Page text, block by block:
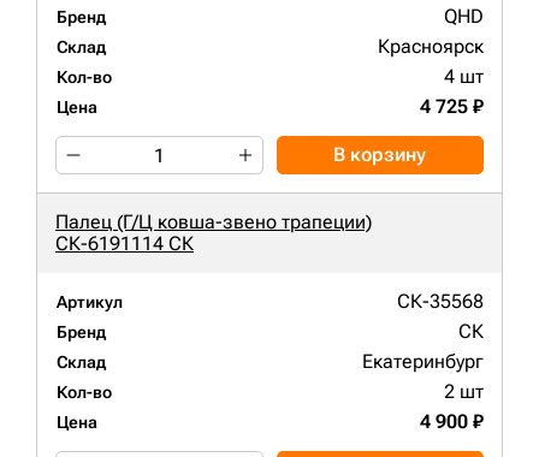
Бренд QHD
Склад Красноярск
Кол-во 4 шт
Цена 4 725 ₽
В корзину
Палец (Г/Ц ковша-звено трапеции)
СК-6191114 СК
Артикул СК-35568
Бренд СК
Склад Екатеринбург
Кол-во 2 шт
Цена 4 900 ₽